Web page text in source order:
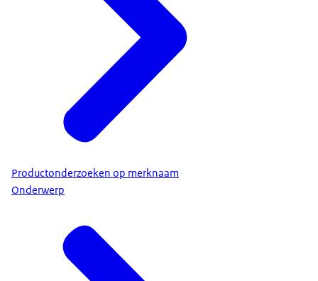
Productonderzoeken op merknaam
Onderwerp